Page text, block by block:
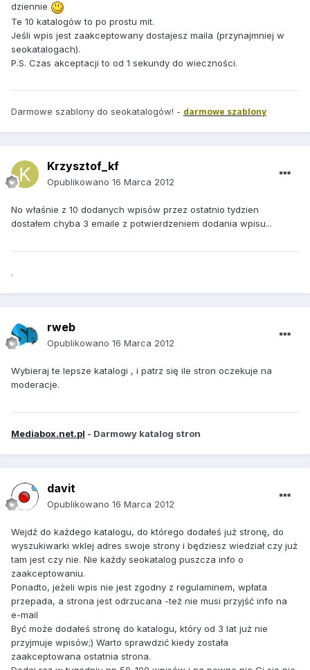
dziennie
Te 10 katalogów to po prostu mit.
Jeśli wpis jest zaakceptowany dostajesz maila (przynajmniej w
seokatalogach).
P.S. Czas akceptacji to od 1 sekundy do wieczności.
Darmowe szablony do seokatalogów! - darmowe szablony
Krzysztof_kf
Opublikowano 16 Marca 2012
No właśnie z 10 dodanych wpisów przez ostatnio tydzien
dostałem chyba 3 emaile z potwierdzeniem dodania wpisu...
.
rweb
Opublikowano 16 Marca 2012
Wybieraj te lepsze katalogi , i patrz się ile stron oczekuje na
moderacje.
Mediabox.net.pl - Darmowy katalog stron
davit
Opublikowano 16 Marca 2012
Wejdź do każdego katalogu, do którego dodałeś już stronę, do
wyszukiwarki wklej adres swoje strony i będziesz wiedział czy już
tam jest czy nie. Nie każdy seokatalog puszcza info o
zaakceptowaniu.
Ponadto, jeżeli wpis nie jest zgodny z regulaminem, wpłata
przepada, a strona jest odrzucana -też nie musi przyjść info na
e-mail
Być może dodałeś stronę do katalogu, który od 3 lat już nie
przyjmuje wpisów;) Warto sprawdzić kiedy została
zaakceptowana ostatnia strona.